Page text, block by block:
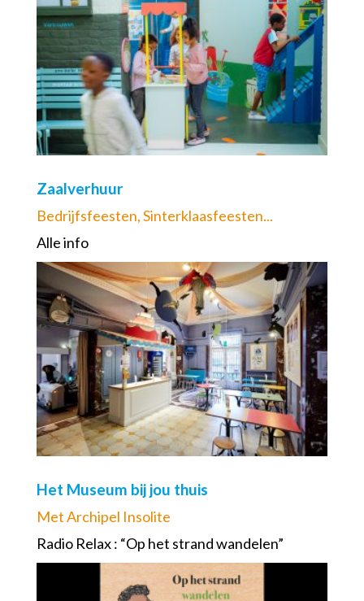
Zaalverhuur
Bedrijfsfeesten, Sinterklaasfeesten...
Alle info
Het Museum bij jou thuis
Met Archipel Insolite
Radio Relax : “Op het strand wandelen”